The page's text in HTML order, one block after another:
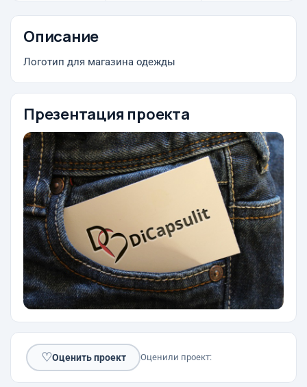
Описание
Логотип для магазина одежды
Презентация проекта
♡Оценить проект Оценили проект: